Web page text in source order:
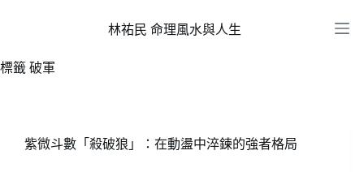
要
林祐民 命理風水與人生
標籤 破軍
紫微斗數「殺破狼」：在動盪中淬鍊的強者格局